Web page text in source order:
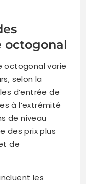
octogonal
octogonal varie
selon la
d’entrée de
à l’extrémité
de niveau
des prix plus
de
les